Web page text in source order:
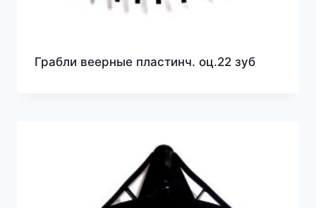
Грабли веерные пластинч. оц.22 зуб